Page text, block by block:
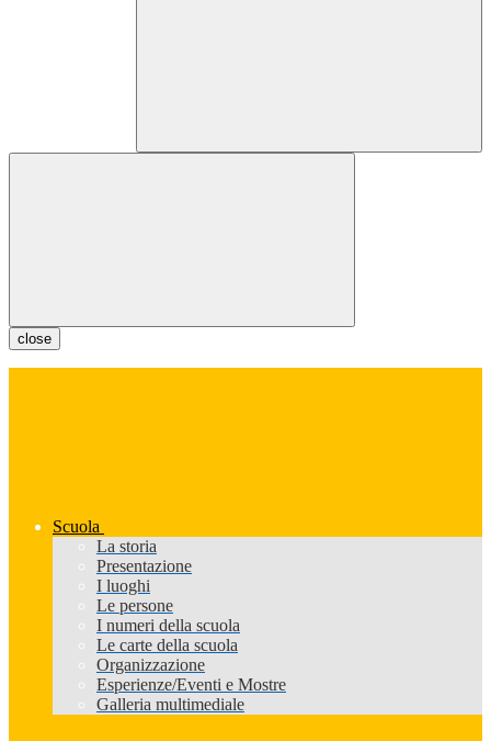
close
Scuola
La storia
Presentazione
I luoghi
Le persone
I numeri della scuola
Le carte della scuola
Organizzazione
Esperienze/Eventi e Mostre
Galleria multimediale